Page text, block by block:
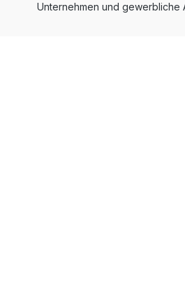
Unternehmen und gewerbliche